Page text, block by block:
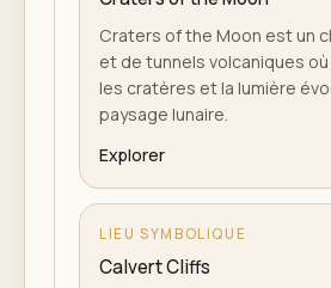
Craters of the Moon est un
et de tunnels volcaniques où
les cratères et la lumière
paysage lunaire.
Explorer
LIEU SYMBOLIQUE
Calvert Cliffs